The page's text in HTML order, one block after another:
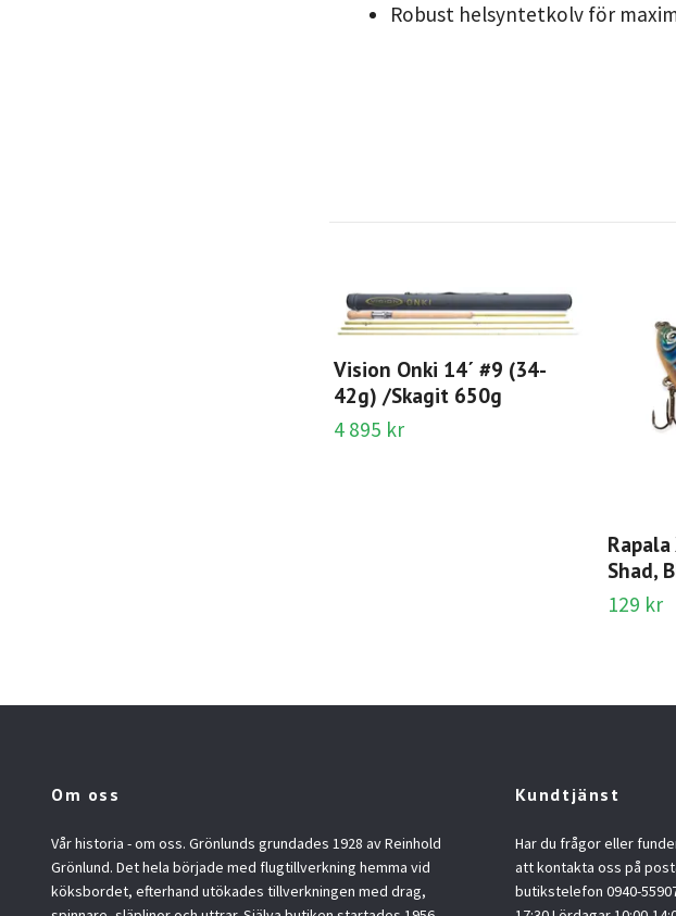
Robust helsyntetkolv för
Vision Onki 14´ #9 (34-
42g) /Skagit 650g
4 895 kr
Shad,
129 kr
Om oss
Vår historia - om oss. Grönlunds grundades 1928 av Reinhold
Grönlund. Det hela började med flugtillverkning hemma vid
köksbordet, efterhand utökades tillverkningen med drag,
Kundtjänst
Har du frågor eller
att kontakta oss på
butikstelefon 0940-